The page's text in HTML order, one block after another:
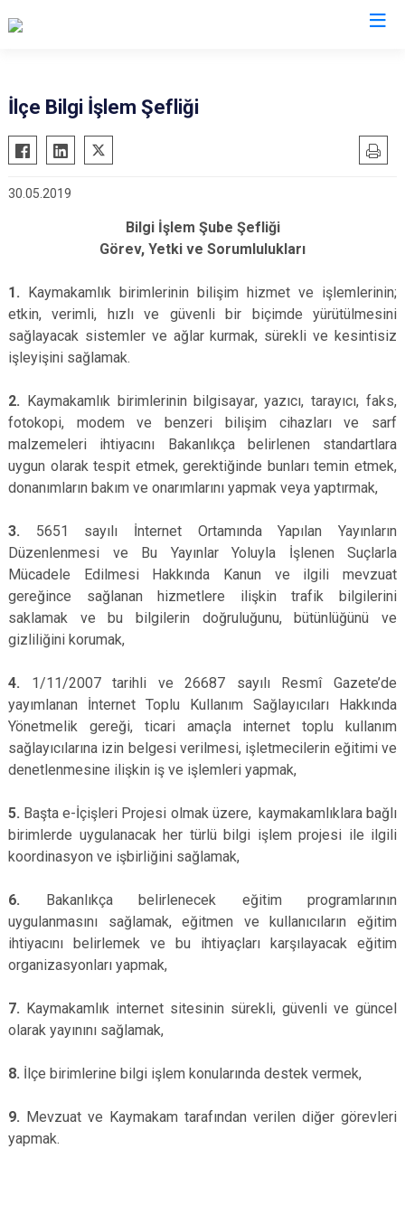
Ayvalık
Balya
Bandırma
Dursunbey
Edremit
Erdek
Gömeç
Gönen
Manyas
Marmara
Savaştepe
Sındırgı
Susurluk
Altıeylül
İlçe Bilgi İşlem Şefliği
30.05.2019
Bilgi İşlem Şube Şefliği
Görev, Yetki ve Sorumlulukları
1. Kaymakamlık birimlerinin bilişim hizmet ve işlemlerinin;
etkin, verimli, hızlı ve güvenli bir biçimde yürütülmesini
sağlayacak sistemler ve ağlar kurmak, sürekli ve kesintisiz
işleyişini sağlamak.
2. Kaymakamlık birimlerinin bilgisayar, yazıcı, tarayıcı, faks,
fotokopi, modem ve benzeri bilişim cihazları ve sarf
malzemeleri ihtiyacını Bakanlıkça belirlenen standartlara
uygun olarak tespit etmek, gerektiğinde bunları temin etmek,
donanımların bakım ve onarımlarını yapmak veya yaptırmak,
3. 5651 sayılı İnternet Ortamında Yapılan Yayınların
Düzenlenmesi ve Bu Yayınlar Yoluyla İşlenen Suçlarla
Mücadele Edilmesi Hakkında Kanun ve ilgili mevzuat
gereğince sağlanan hizmetlere ilişkin trafik bilgilerini
saklamak ve bu bilgilerin doğruluğunu, bütünlüğünü ve
gizliliğini korumak,
4. 1/11/2007 tarihli ve 26687 sayılı Resmî Gazete’de
yayımlanan İnternet Toplu Kullanım Sağlayıcıları Hakkında
Yönetmelik gereği, ticari amaçla internet toplu kullanım
sağlayıcılarına izin belgesi verilmesi, işletmecilerin eğitimi ve
denetlenmesine ilişkin iş ve işlemleri yapmak,
5. Başta e-İçişleri Projesi olmak üzere, kaymakamlıklara bağlı
birimlerde uygulanacak her türlü bilgi işlem projesi ile ilgili
koordinasyon ve işbirliğini sağlamak,
6. Bakanlıkça belirlenecek eğitim programlarının
uygulanmasını sağlamak, eğitmen ve kullanıcıların eğitim
ihtiyacını belirlemek ve bu ihtiyaçları karşılayacak eğitim
organizasyonları yapmak,
7. Kaymakamlık internet sitesinin sürekli, güvenli ve güncel
olarak yayınını sağlamak,
8. İlçe birimlerine bilgi işlem konularında destek vermek,
9. Mevzuat ve Kaymakam tarafından verilen diğer görevleri
yapmak.